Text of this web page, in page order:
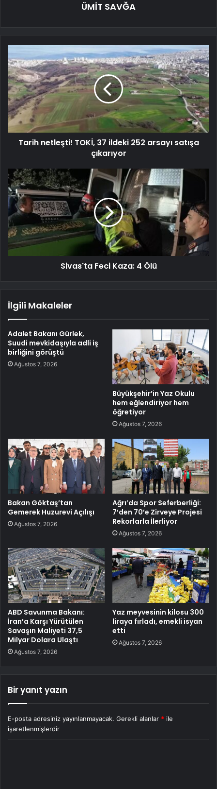
ÜMİT SAVĞA
Tarih netleşti! TOKİ, 37 ildeki 252 arsayı satışa
çıkarıyor
Sivas'ta Feci Kaza: 4 Ölü
İlgili Makaleler
Adalet Bakanı Gürlek,
Suudi mevkidaşıyla adli iş
birliğini görüştü
Ağustos 7, 2026
Büyükşehir’in Yaz Okulu
hem eğlendiriyor hem
öğretiyor
Ağustos 7, 2026
Bakan Göktaş’tan
Gemerek Huzurevi Açılışı
Ağustos 7, 2026
Ağrı’da Spor Seferberliği:
7’den 70’e Zirveye Projesi
Rekorlarla İlerliyor
Ağustos 7, 2026
ABD Savunma Bakanı:
İran’a Karşı Yürütülen
Savaşın Maliyeti 37,5
Milyar Dolara Ulaştı
Ağustos 7, 2026
Yaz meyvesinin kilosu 300
liraya fırladı, emekli isyan
etti
Ağustos 7, 2026
Bir yanıt yazın
E-posta adresiniz yayınlanmayacak. Gerekli alanlar * ile
işaretlenmişlerdir